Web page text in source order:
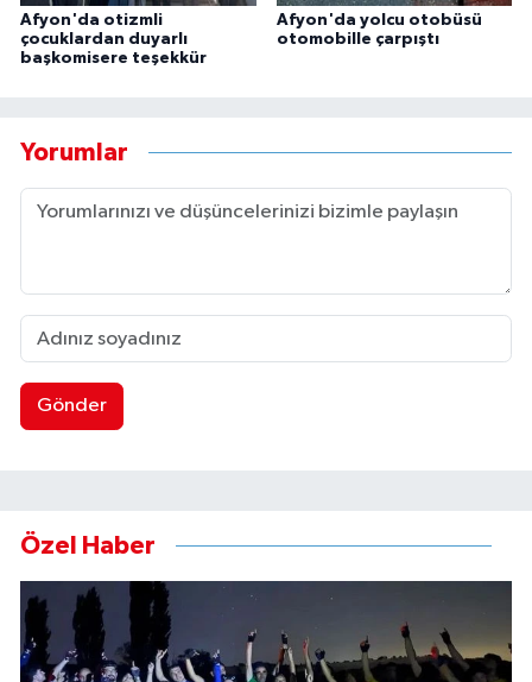
Afyon'da otizmli
çocuklardan duyarlı
başkomisere teşekkür
Afyon'da yolcu otobüsü
otomobille çarpıştı
Yorumlar
Gönder
Özel Haber